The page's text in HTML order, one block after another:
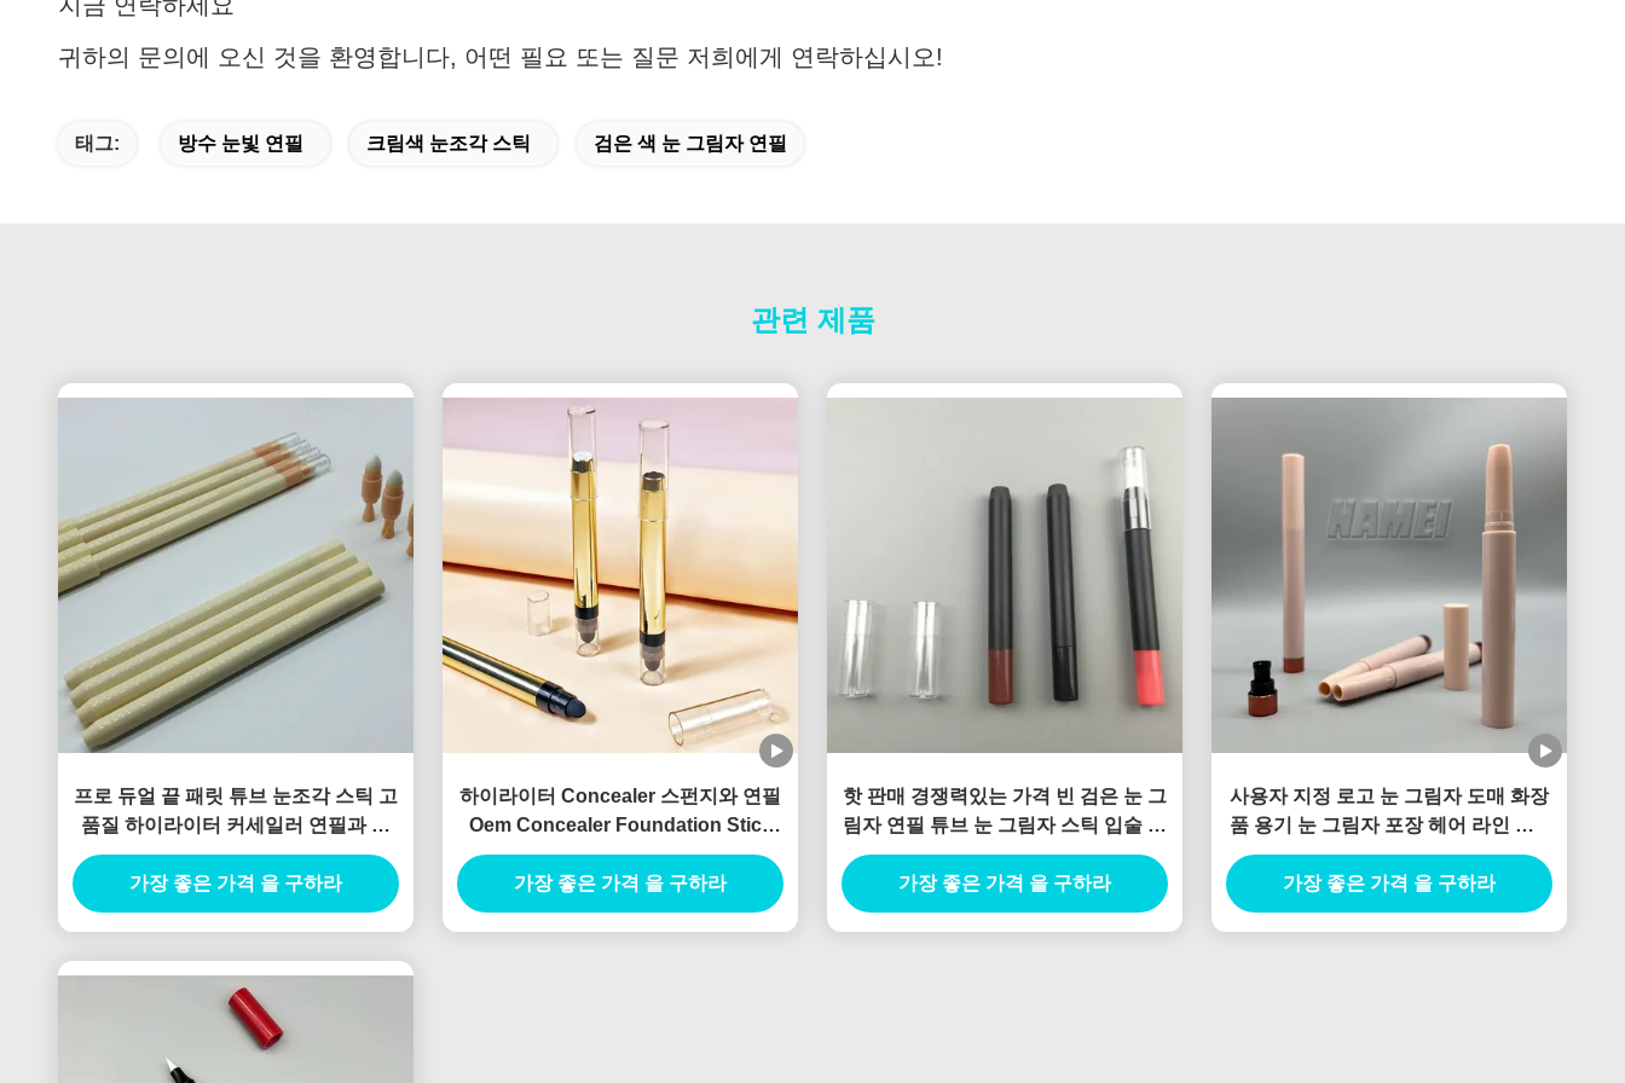
귀하의 문의에 오신 것을 환영합니다, 어떤 필요 또는 질문 저희에게 연락하십시오!
태그: 방수 눈빛 연필 크림색 눈조각 스틱 검은 색 눈 그림자 연필
관련 제품
프로 듀얼 끝 패릿 튜브 눈조각 스틱 고
품질 하이라이터 커세일러 연필과 함
께 개인 레이블
가장 좋은 가격 을 구하라
하이라이터 Concealer 스펀지와 연필
Oem Concealer Foundation Stick
Tube With Brush
가장 좋은 가격 을 구하라
핫 판매 경쟁력있는 가격 빈 검은 눈 그
림자 연필 튜브 눈 그림자 스틱 입술 라
이너 용기 계획 가능한 매터
가장 좋은 가격 을 구하라
사용자 지정 로고 눈 그림자 도매 화장
품 용기 눈 그림자 포장 헤어 라인 펜 2
in 1 디자인
가장 좋은 가격 을 구하라